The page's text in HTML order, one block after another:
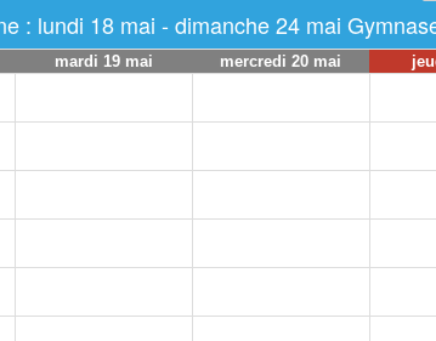
: lundi 18 mai - dimanche 24 mai
mardi 19 mai mercredi 20 mai